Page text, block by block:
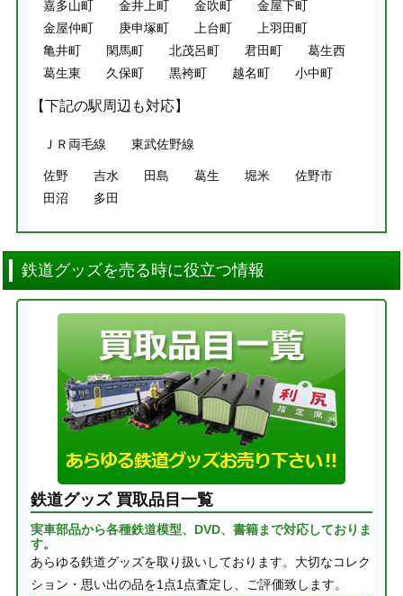
嘉多山町
金井上町 金吹町
金屋下町
金屋仲町
庚申塚町 上台町
上羽田町
亀井町
閑馬町 北茂呂町 君田町
葛生西
葛生東
久保町 黒袴町 越名町 小中町
【下記の駅周辺も対応】
ＪＲ両毛線 東武佐野線
佐野 吉水 田島 葛生 堀米
佐野市
田沼
多田
鉄道グッズを売る時に役立つ情報
鉄道グッズ 買取品目一覧
実車部品から各種鉄道模型、DVD、書籍まで対応しておりま
す。
あらゆる鉄道グッズを取り扱いしております。大切なコレク
ション・思い出の品を1点1点査定し、ご評価致します。